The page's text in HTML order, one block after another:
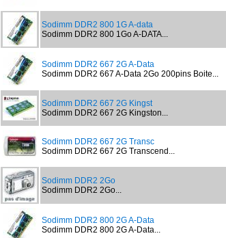
Sodimm DDR2 800 1G A-data
Sodimm DDR2 800 1Go A-DATA...
Sodimm DDR2 667 2G A-Data
Sodimm DDR2 667 A-Data 2Go 200pins Boite...
Sodimm DDR2 667 2G Kingst
Sodimm DDR2 667 2G Kingston...
Sodimm DDR2 667 2G Transc
Sodimm DDR2 667 2G Transcend...
Sodimm DDR2 2Go
Sodimm DDR2 2Go...
Sodimm DDR2 800 2G A-Data
Sodimm DDR2 800 2G A-Data...